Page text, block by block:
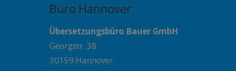
Büro Hannover
Übersetzungsbüro Bauer GmbH
Georgstr. 38
30159 Hannover